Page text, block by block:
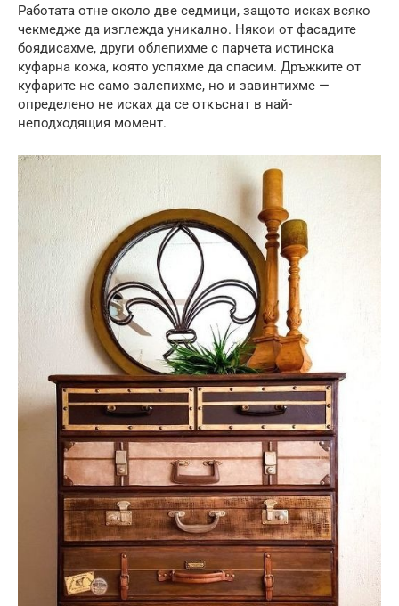
Работата отне около две седмици, защото исках всяко
чекмедже да изглежда уникално. Някои от фасадите
боядисахме, други облепихме с парчета истинска
куфарна кожа, която успяхме да спасим. Дръжките от
куфарите не само залепихме, но и завинтихме —
определено не исках да се откъснат в най-
неподходящия момент.